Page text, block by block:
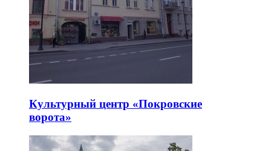
Культурный центр «Покровские
ворота»